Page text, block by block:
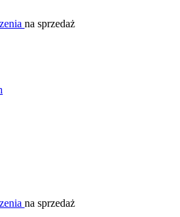
na sprzedaż
na sprzedaż